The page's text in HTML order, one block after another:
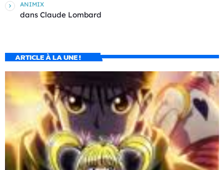
ANIMIX
dans Claude Lombard
ARTICLE À LA UNE !